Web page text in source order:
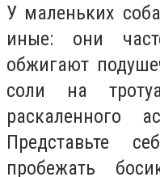
У маленьких
иные: они
обжигают
соли на
раскаленного
Представьте
пробежать